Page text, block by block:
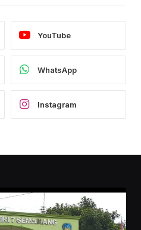
YouTube
WhatsApp
Instagram